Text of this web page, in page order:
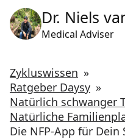
Dr. Niels
Medical Adviser
Zykluswissen »
Ratgeber Daysy »
Die NFP-App für